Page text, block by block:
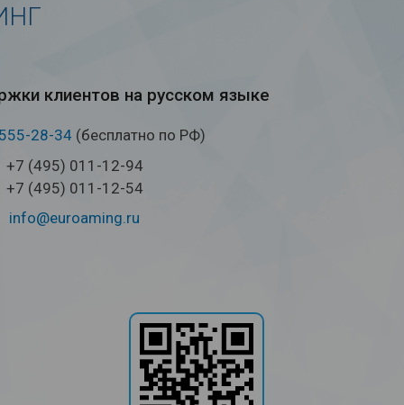
кли­ен­тов на рус­ском языке
28-34(бесплатно по РФ)
+7 (495) 011-12-94
+7 (495) 011-12-54
info@euroaming.ru